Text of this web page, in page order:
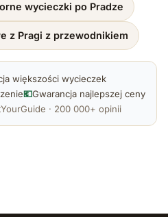
wycieczki po Pradze
z Pragi z przewodnikiem
większości wycieczek
💶Gwarancja najlepszej ceny
· 200 000+ opinii